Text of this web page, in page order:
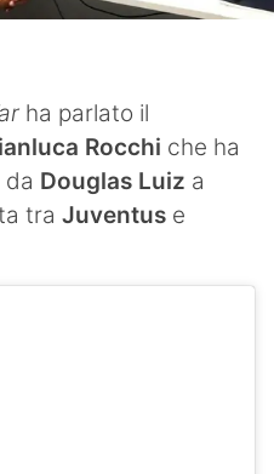
ha parlato il
Rocchi che ha
Douglas Luiz a
tra Juventus e